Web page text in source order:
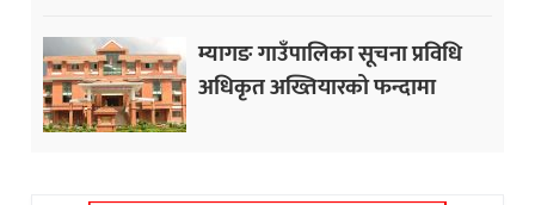
म्यागङ गाउँपालिका सूचना प्रविधि
अधिकृत अख्तियारको फन्दामा